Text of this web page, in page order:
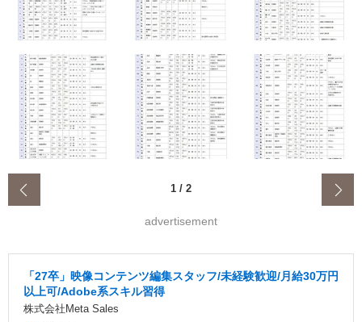
1 / 2
advertisement
「27卒」映像コンテンツ編集スタッフ/未経験歓迎/月給30万円
以上可/Adobe系スキル習得
株式会社Meta Sales